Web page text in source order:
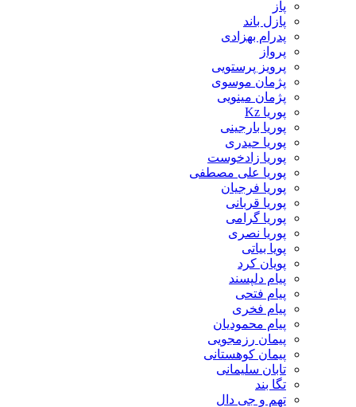
پاز
پازل باند
پدرام بهزادی
پرواز
پرویز پرستویی
پژمان موسوی
پژمان مینویی
پوریا Kz
پوریا بارجینی
پوریا حیدری
پوریا زادخوست
پوریا علی مصطفی
پوریا فرجیان
پوریا قربانی
پوریا گرامی
پوریا نصری
پویا بیاتی
پویان کرد
پیام دلپسند
پیام فتحی
پیام فخری
پیام محمودیان
پیمان رزمجویی
پیمان کوهستانی
تابان سلیمانی
تگا بند
تهم و جی دال